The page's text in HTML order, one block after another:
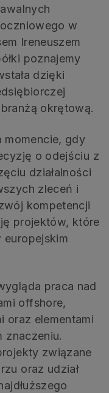
w
Ireneuszem
poznajemy
dzięki
okrętową.
momencie, gdy
o odejściu z
działalności
zleceń i
kompetencji
projektów, które
praca nad
offshore,
oraz elementami
znaczeniu.
związane
oraz udział